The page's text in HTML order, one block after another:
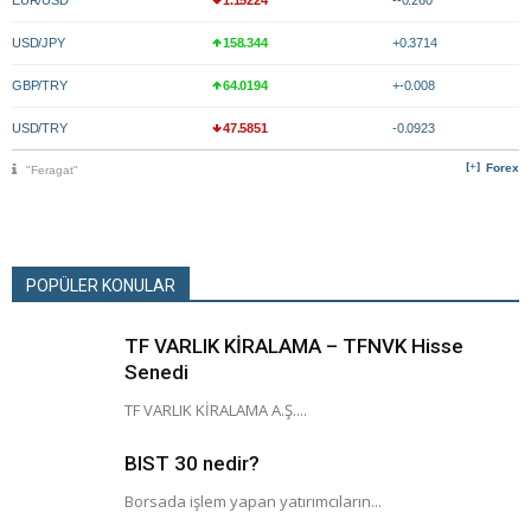
USD/JPY 158.344 +0.3714
GBP/TRY 64.0194 +-0.008
USD/TRY 47.5851 -0.0923
Forex
"Feragat"
POPÜLER KONULAR
TF VARLIK KİRALAMA – TFNVK Hisse
Senedi
TF VARLIK KİRALAMA A.Ş....
BIST 30 nedir?
Borsada işlem yapan yatırımcıların...